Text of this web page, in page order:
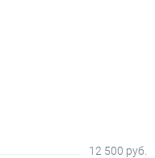
12 500 руб.